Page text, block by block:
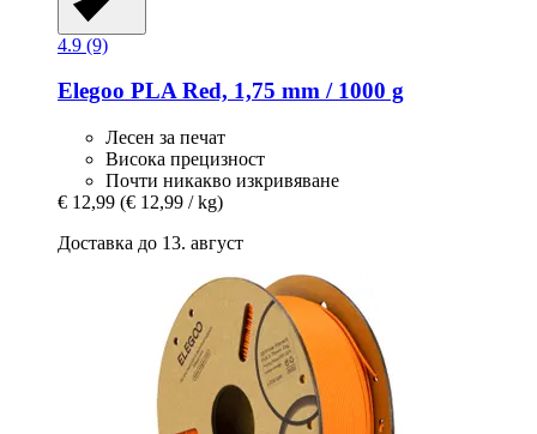
4.9 (9)
Elegoo PLA Red, 1,75 mm / 1000 g
Лесен за печат
Висока прецизност
Почти никакво изкривяване
€ 12,99 (€ 12,99 / kg)
Доставка до 13. август